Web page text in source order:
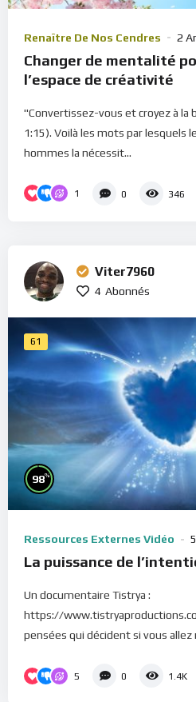
Renaître De Nos Cendres 2
Changer de mentalité
l’espace de créativité
"Convertissez-vous et croyez à la
1:15). Voilà les mots par lesquels
hommes la nécessit...
1 0 346
Viter7960
4 Abonnés
61
98%
Ressources Externes Vidéo
La puissance de
Un documentaire Tistrya :
https://
pensées qui décident si vous allez
5 0 1.4K